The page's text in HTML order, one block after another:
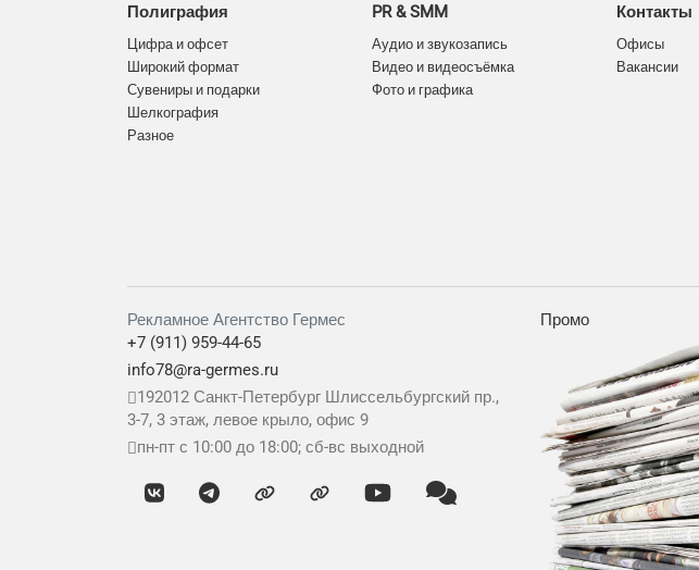
Полиграфия
Цифра и офсет
Широкий формат
Сувениры и подарки
Шелкография
Разное
PR & SMM
Аудио и звукозапись
Видео и видеосъёмка
Фото и графика
Контакты
Офисы
Вакансии
Рекламное Агентство Гермес
+7 (911) 959-44-65
info78@ra-germes.ru
192012 Санкт-Петербург Шлиссельбургский пр.,
3-7, 3 этаж, левое крыло, офис 9
пн-пт с 10:00 до 18:00; сб-вс выходной
Промо